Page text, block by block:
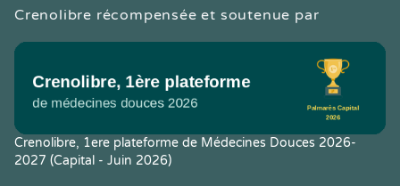
Crenolibre récompensée et soutenue par
Crenolibre, 1ere plateforme de Médecines Douces 2026-
2027 (Capital - Juin 2026)